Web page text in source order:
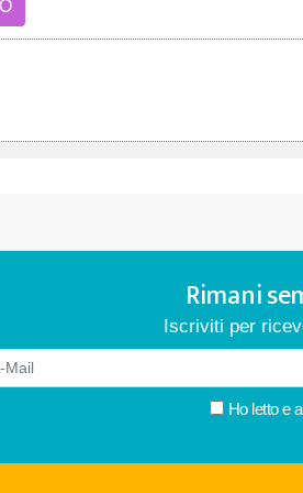
Rimani
Iscriviti per
Ho letto e